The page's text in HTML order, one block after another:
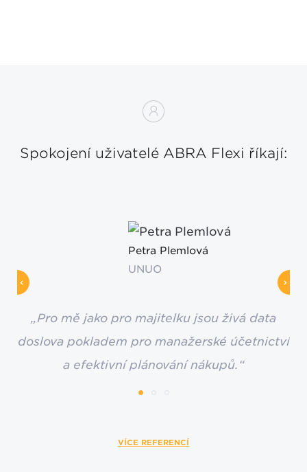
Spokojení uživatelé ABRA Flexi říkají:
Petra Plemlová
UNUO
„Pro mě jako pro majitelku jsou živá data
doslova pokladem pro manažerské účetnictví
a efektivní plánování nákupů.“
VÍCE REFERENCÍ